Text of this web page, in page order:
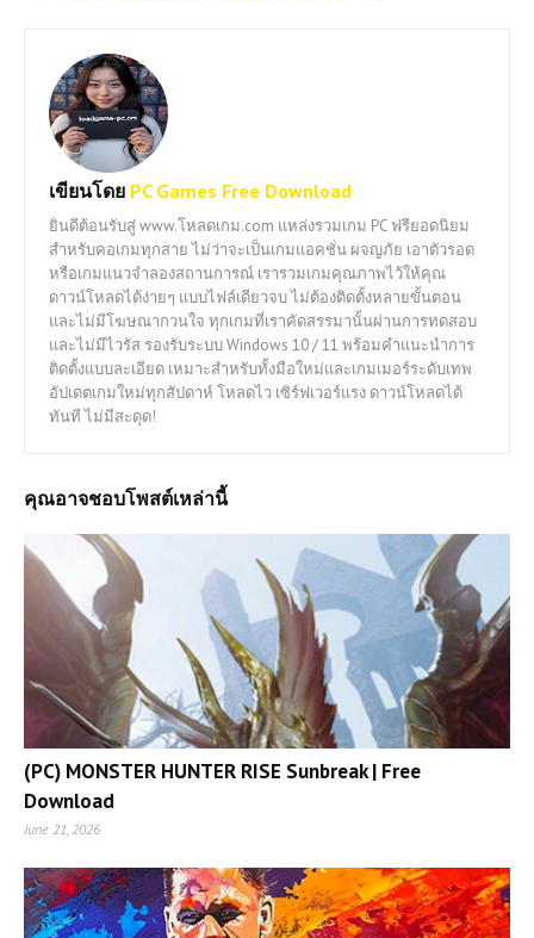
เขียนโดย PC Games Free Download
ยินดีต้อนรับสู่ www.โหลดเกม.com แหล่งรวมเกม PC ฟรียอดนิยม
สำหรับคอเกมทุกสาย ไม่ว่าจะเป็นเกมแอคชั่น ผจญภัย เอาตัวรอด
หรือเกมแนวจำลองสถานการณ์ เรารวมเกมคุณภาพไว้ให้คุณ
ดาวน์โหลดได้ง่ายๆ แบบไฟล์เดียวจบ ไม่ต้องติดตั้งหลายขั้นตอน
และไม่มีโฆษณากวนใจ ทุกเกมที่เราคัดสรรมานั้นผ่านการทดสอบ
และไม่มีไวรัส รองรับระบบ Windows 10 / 11 พร้อมคำแนะนำการ
ติดตั้งแบบละเอียด เหมาะสำหรับทั้งมือใหม่และเกมเมอร์ระดับเทพ
อัปเดตเกมใหม่ทุกสัปดาห์ โหลดไว เซิร์ฟเวอร์แรง ดาวน์โหลดได้
ทันที ไม่มีสะดุด!
คุณอาจชอบโพสต์เหล่านี้
(PC) MONSTER HUNTER RISE Sunbreak | Free
Download
June 21, 2026